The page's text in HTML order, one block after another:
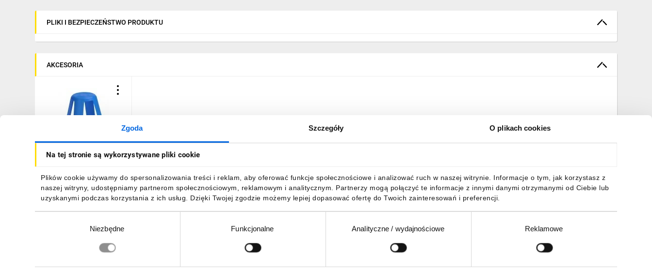
Zgoda Szczegóły O plikach cookies
Na tej stronie są wykorzystywane pliki cookie
Plików cookie używamy do spersonalizowania treści i reklam, aby oferować funkcje społecznościowe i analizować ruch w naszej witrynie. Informacje o tym, jak korzystasz z
naszej witryny, udostępniamy partnerom społecznościowym, reklamowym i analitycznym. Partnerzy mogą połączyć te informacje z innymi danymi otrzymanymi od Ciebie lub
uzyskanymi podczas korzystania z ich usług. Dzięki Twojej zgodzie możemy lepiej dopasować ofertę do Twoich zainteresowań i preferencji.
Niezbędne Funkcjonalne Analityczne / wydajnościowe Reklamowe
PLIKI I BEZPIECZEŃSTWO PRODUKTU
AKCESORIA
Kołpak dystansowy do
ochrony lamp fi60mm
8,97 złbrutto